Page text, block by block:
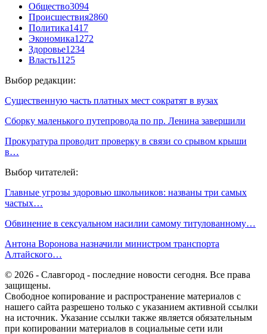
Общество3094
Происшествия2860
Политика1417
Экономика1272
Здоровье1234
Власть1125
Выбор редакции:
Существенную часть платных мест сократят в вузах
Сборку маленького путепровода по пр. Ленина завершили
Прокуратура проводит проверку в связи со срывом крыши
в…
Выбор читателей:
Главные угрозы здоровью школьников: названы три самых
частых…
Обвинение в сексуальном насилии самому титулованному…
Антона Воронова назначили министром транспорта
Алтайского…
© 2026 - Славгород - последние новости сегодня. Все права
защищены.
Свободное копирование и распространение материалов с
нашего сайта разрешено только с указанием активной ссылки
на источник. Указание ссылки также является обязательным
при копировании материалов в социальные сети или